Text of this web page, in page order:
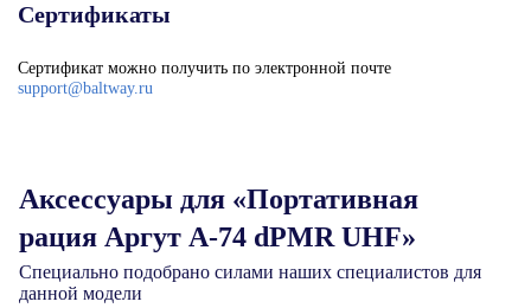
Сертификаты
Сертификат можно получить по электронной почте
support@baltway.ru
Аксессуары для «Портативная
рация Аргут А-74 dPMR UHF»
Специально подобрано силами наших специалистов для
данной модели